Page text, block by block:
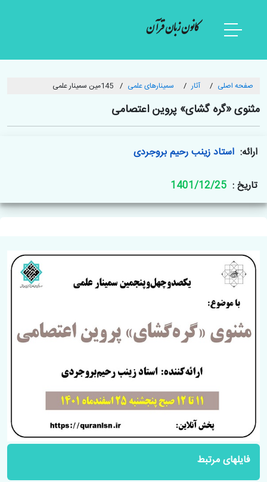
کانون زبان قرآن
صفحه اصلی آثار سمینارهای علمی 145مین سمینار علمی
مثنوی «گره گشای» پروین اعتصامی
ارائه: استاد زینب رحیم بروجردی
تاریخ : 1401/12/25
فایلهای مرتبط